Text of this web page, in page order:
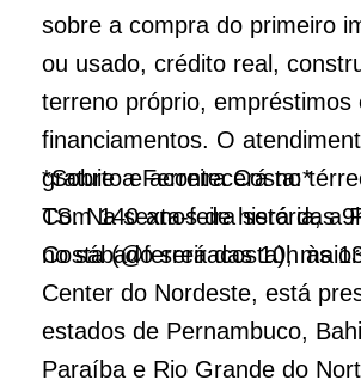
sobre a compra do primeiro
ou usado, crédito real,
terreno próprio, empréstimos
financiamentos. O
gratuito e acontecerá no
TS. Na sexta-feira será das
no sábado será das 10h às
*Sobre a Ferreira Costa:*
Com 140 anos de história, a
Costa (@ferreiracosta),
Center do Nordeste, está
estados de Pernambuco,
Paraíba e Rio Grande do